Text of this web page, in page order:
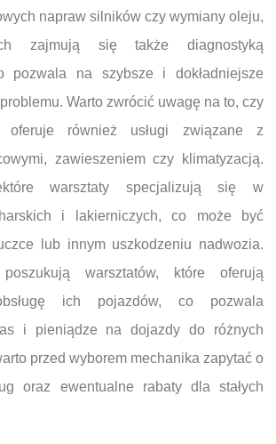
napraw silników czy wymiany oleju,
zajmują się także diagnostyką
pozwala na szybsze i dokładniejsze
Warto zwrócić uwagę na to, czy
oferuje również usługi związane z
zawieszeniem czy klimatyzacją.
warsztaty specjalizują się w
i lakierniczych, co może być
lub innym uszkodzeniu nadwozia.
warsztatów, które oferują
ich pojazdów, co pozwala
i pieniądze na dojazdy do różnych
przed wyborem mechanika zapytać o
oraz ewentualne rabaty dla stałych